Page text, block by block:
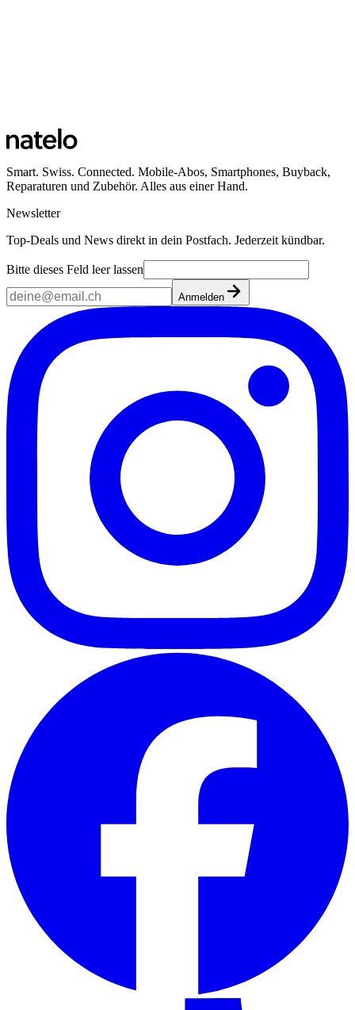
Smart. Swiss. Connected. Mobile-Abos, Smartphones, Buyback,
Reparaturen und Zubehör. Alles aus einer Hand.
Newsletter
Top-Deals und News direkt in dein Postfach. Jederzeit kündbar.
Bitte dieses Feld leer lassen
Anmelden